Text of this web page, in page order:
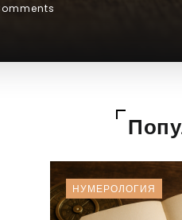
НУМЕРОЛОГИЯ